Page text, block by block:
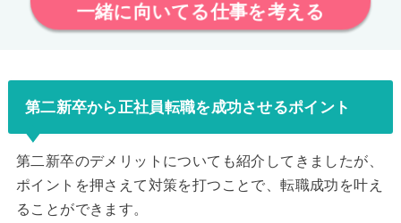
一緒に向いてる仕事を考える
第二新卒から正社員転職を成功させるポイント
第二新卒のデメリットについても紹介してきましたが、
ポイントを押さえて対策を打つことで、転職成功を叶え
ることができます。